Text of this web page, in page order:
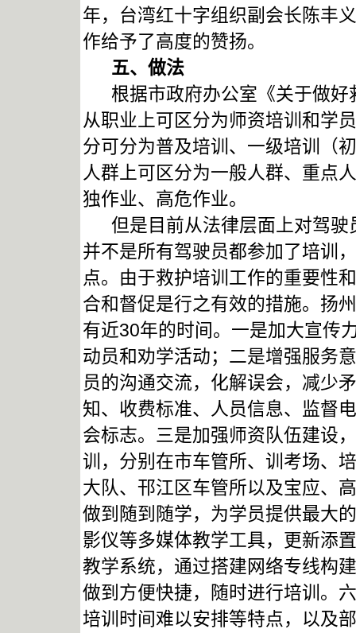
年，台湾红十字组织副会长陈丰
作给予了高度的赞扬。
五、做法
根据市政府办公室《关于做好
从职业上可区分为师资培训和学
分可分为普及培训、一级培训（
人群上可区分为一般人群、重点
独作业、高危作业。
但是目前从法律层面上对驾驶
并不是所有驾驶员都参加了培训
点。由于救护培训工作的重要性
合和督促是行之有效的措施。扬
有近30年的时间。一是加大宣传
动员和劝学活动；二是增强服务
员的沟通交流，化解误会，减少
知、收费标准、人员信息、监督
会标志。三是加强师资队伍建设
训，分别在市车管所、训考场、
大队、邗江区车管所以及宝应、
做到随到随学，为学员提供最大
影仪等多媒体教学工具，更新添
教学系统，通过搭建网络专线构
做到方便快捷，随时进行培训。
培训时间难以安排等特点，以及